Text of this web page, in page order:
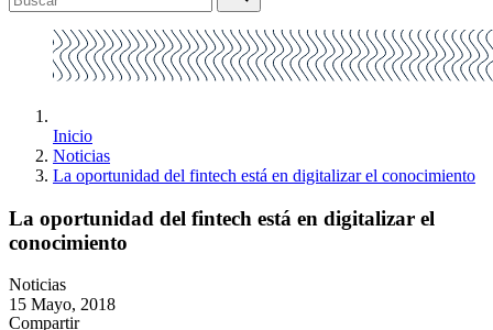
Inicio
Noticias
La oportunidad del fintech está en digitalizar el conocimiento
La oportunidad del fintech está en digitalizar el
conocimiento
Noticias
15 Mayo, 2018
Compartir